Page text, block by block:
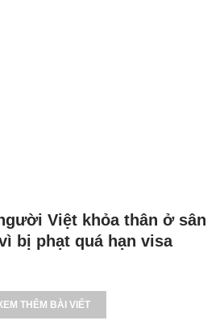
Việt khỏa thân ở sân
bị phạt quá hạn visa
THÊM BÀI VIẾT